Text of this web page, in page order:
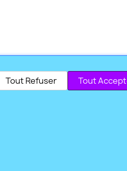
Tout
Tout Refuser